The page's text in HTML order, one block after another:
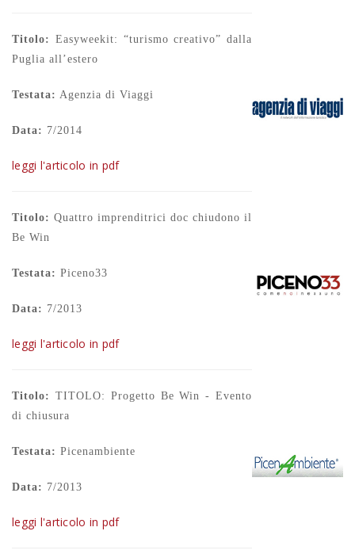
Titolo: Easyweekit: “turismo creativo” dalla
Puglia all’estero
Testata: Agenzia di Viaggi
Data: 7/2014
leggi l'articolo in pdf
Titolo: Quattro imprenditrici doc chiudono il
Be Win
Testata: Piceno33
Data: 7/2013
leggi l'articolo in pdf
Titolo: TITOLO: Progetto Be Win - Evento
di chiusura
Testata: Picenambiente
Data: 7/2013
leggi l'articolo in pdf